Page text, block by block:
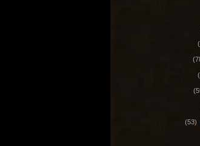
(53)